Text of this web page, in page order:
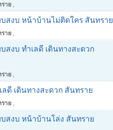
าย ,
สงบ หน้าบ้านไม่ติดใคร สันทราย
าย ,
งบ ทำเลดี เดินทางสะดวก
าย ,
ดี เดินทางสะดวก สันทราย
าย ,
สงบ หน้าบ้านโล่ง สันทราย